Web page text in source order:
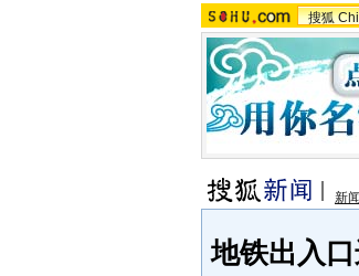
搜狐
新
地铁出入